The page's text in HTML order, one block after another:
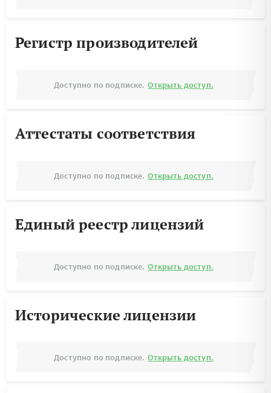
Регистр производителей
Доступно по подписке. Открыть доступ.
Аттестаты соответствия
Доступно по подписке. Открыть доступ.
Единый реестр лицензий
Доступно по подписке. Открыть доступ.
Исторические лицензии
Доступно по подписке. Открыть доступ.